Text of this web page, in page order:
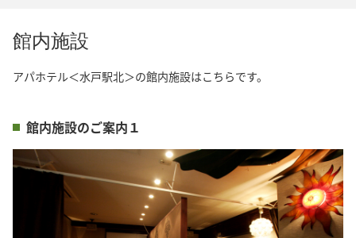
館内施設
アパホテル＜水戸駅北＞の館内施設はこちらです。
館内施設のご案内１